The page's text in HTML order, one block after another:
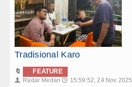
Tradisional Karo
🔖 FEATURE
👤 Radar Medan 🕔 15:59:52, 24 Nov 2025